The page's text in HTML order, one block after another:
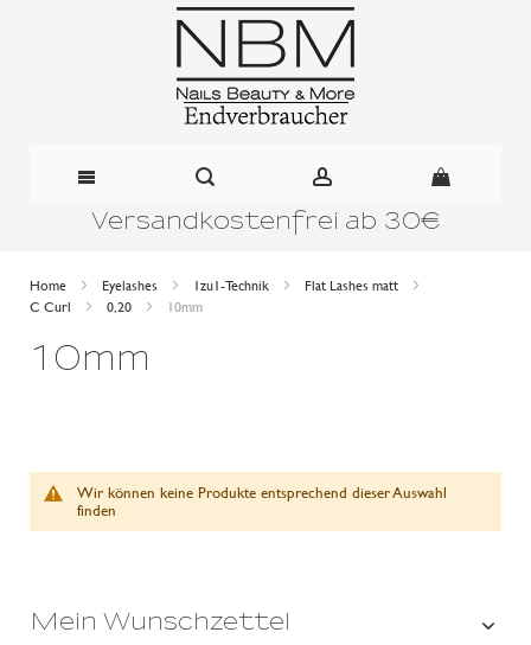
Versandkostenfrei ab 30€
Home Eyelashes 1zu1-Technik
Flat Lashes matt
C Curl
0,20 10mm
10mm
Wir können keine Produkte entsprechend dieser Auswahl
finden
Mein Wunschzettel